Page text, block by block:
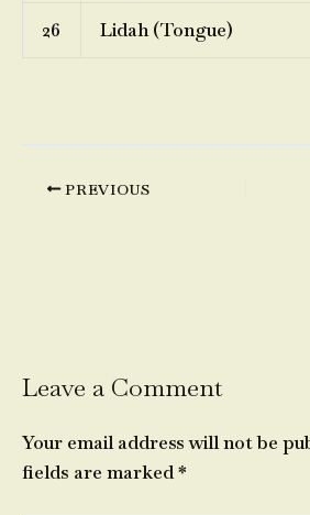
26 Lidah (Tongue)
PREVIOUS
Leave a Comment
Your email address will not be
fields are marked*